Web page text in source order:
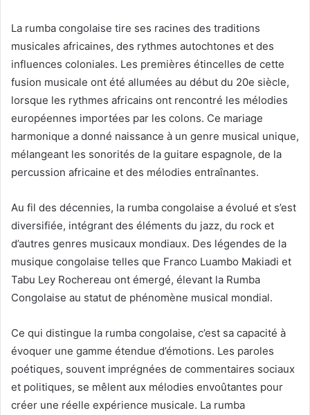
La rumba congolaise tire ses racines des traditions
musicales africaines, des rythmes autochtones et des
influences coloniales. Les premières étincelles de cette
fusion musicale ont été allumées au début du 20e siècle,
lorsque les rythmes africains ont rencontré les mélodies
européennes importées par les colons. Ce mariage
harmonique a donné naissance à un genre musical unique,
mélangeant les sonorités de la guitare espagnole, de la
percussion africaine et des mélodies entraînantes.
Au fil des décennies, la rumba congolaise a évolué et s’est
diversifiée, intégrant des éléments du jazz, du rock et
d’autres genres musicaux mondiaux. Des légendes de la
musique congolaise telles que Franco Luambo Makiadi et
Tabu Ley Rochereau ont émergé, élevant la Rumba
Congolaise au statut de phénomène musical mondial.
Ce qui distingue la rumba congolaise, c’est sa capacité à
évoquer une gamme étendue d’émotions. Les paroles
poétiques, souvent imprégnées de commentaires sociaux
et politiques, se mêlent aux mélodies envoûtantes pour
créer une réelle expérience musicale. La rumba